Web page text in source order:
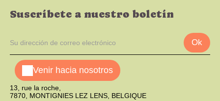
Suscríbete a nuestro boletín
Ok
Venir hacia nosotros
13, rue la roche,
7870, MONTIGNIES LEZ LENS, BELGIQUE